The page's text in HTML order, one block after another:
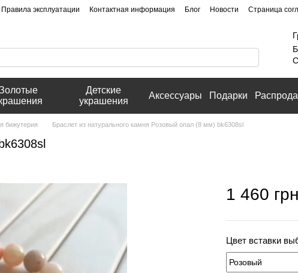
Правила эксплуатации Контактная информация Блог Новости Страница
Детские
украшения
Аксессуары Подарки
бижутерия Браслет из натурального камня Розовый опал (8 мм) bk6308sl
1 460 грн
Цвет вставки